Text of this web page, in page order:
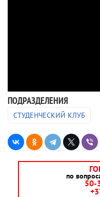
ПОДРАЗДЕЛЕНИЯ
СТУДЕНЧЕСКИЙ КЛУБ
по
50-